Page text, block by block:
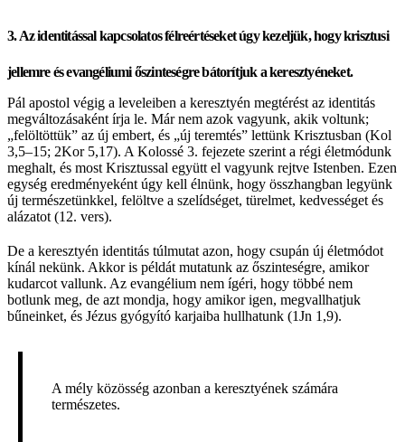
3. Az identitással kapcsolatos félreértéseket úgy kezeljük, hogy krisztusi
jellemre és evangéliumi őszinteségre bátorítjuk a keresztyéneket.
Pál apostol végig a leveleiben a keresztyén megtérést az identitás
megváltozásaként írja le. Már nem azok vagyunk, akik voltunk;
„felöltöttük” az új embert, és „új teremtés” lettünk Krisztusban (Kol
3,5–15; 2Kor 5,17). A Kolossé 3. fejezete szerint a régi életmódunk
meghalt, és most Krisztussal együtt el vagyunk rejtve Istenben. Ezen
egység eredményeként úgy kell élnünk, hogy összhangban legyünk
új természetünkkel, felöltve a szelídséget, türelmet, kedvességet és
alázatot (12. vers).
De a keresztyén identitás túlmutat azon, hogy csupán új életmódot
kínál nekünk. Akkor is példát mutatunk az őszinteségre, amikor
kudarcot vallunk. Az evangélium nem ígéri, hogy többé nem
botlunk meg, de azt mondja, hogy amikor igen, megvallhatjuk
bűneinket, és Jézus gyógyító karjaiba hullhatunk (1Jn 1,9).
A mély közösség azonban a keresztyének számára
természetes.